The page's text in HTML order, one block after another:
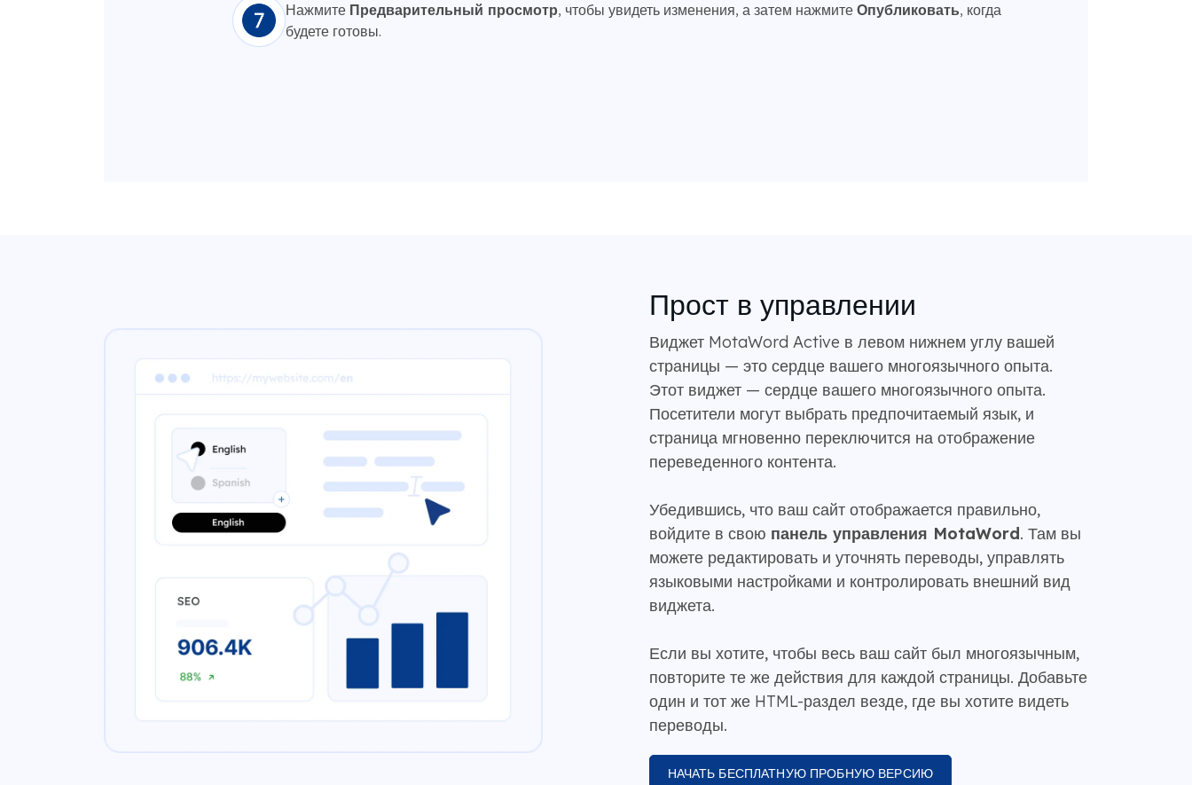
Нажмите Предварительный просмотр, чтобы увидеть изменения, а затем нажмите Опубликовать, когда
будете готовы.
Прост в управлении
Виджет MotaWord Active в левом нижнем углу вашей
страницы — это сердце вашего многоязычного опыта.
Этот виджет — сердце вашего многоязычного опыта.
Посетители могут выбрать предпочитаемый язык, и
страница мгновенно переключится на отображение
переведенного контента.
Убедившись, что ваш сайт отображается правильно,
войдите в свою панель управления MotaWord. Там вы
можете редактировать и уточнять переводы, управлять
языковыми настройками и контролировать внешний вид
виджета.
Если вы хотите, чтобы весь ваш сайт был многоязычным,
повторите те же действия для каждой страницы. Добавьте
один и тот же HTML-раздел везде, где вы хотите видеть
переводы.
НАЧАТЬ БЕСПЛАТНУЮ ПРОБНУЮ ВЕРСИЮ